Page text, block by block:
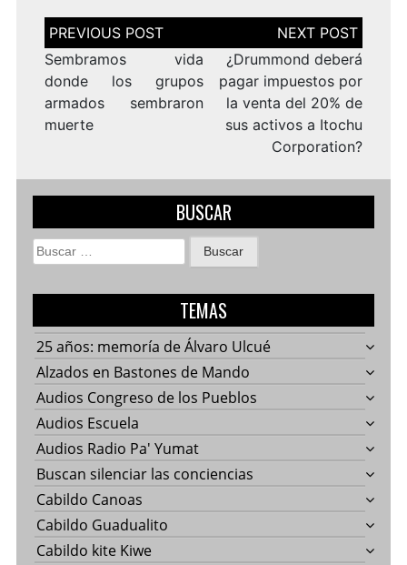
Navegación
de
entradas
Sembramos vida
donde los grupos
armados sembraron
muerte
¿Drummond deberá
pagar impuestos por
la venta del 20% de
sus activos a Itochu
Corporation?
BUSCAR
Buscar:
TEMAS
25 años: memoría de Álvaro Ulcué
Alzados en Bastones de Mando
Audios Congreso de los Pueblos
Audios Escuela
Audios Radio Pa' Yumat
Buscan silenciar las conciencias
Cabildo Canoas
Cabildo Guadualito
Cabildo kite Kiwe